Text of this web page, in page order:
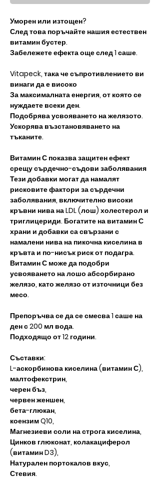
Уморен или изтощен?
След това поръчайте нашия естествен
витамин бустер.
Забележете ефекта още след 1 саше.
Vitapeck, така че съпротивлението ви
винаги да е високо
За максималната енергия, от която се
нуждаете всеки ден.
Подобрява усвояването на желязото.
Ускорява възстановяването на
тъканите.
Витамин С показва защитен ефект
срещу сърдечно-съдови заболявания
Тези добавки могат да намалят
рисковите фактори за сърдечни
заболявания, включително високи
кръвни нива на LDL (лош) холестерол и
триглицериди. Богатите на витамин С
храни и добавки са свързани с
намалени нива на пикочна киселина в
кръвта и по-нисък риск от подагра.
Витамин С може да подобри
усвояването на лошо абсорбирано
желязо, като желязо от източници без
месо.
Препоръчва се да се смесва 1 саше на
ден с 200 мл вода.
Подходящо от 12 години.
Съставки:
L-аскорбинова киселина (витамин С),
малтофекстрин,
черен бъз,
червен женшен,
бета-глюкан,
коензим Q10,
Магнезиеви соли на строга киселина,
Цинков глюконат, колакациферол
(витамин D3),
Натурален портокалов вкус,
Стевия.